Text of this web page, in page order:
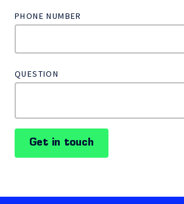
PHONE NUMBER
QUESTION
Get in touch